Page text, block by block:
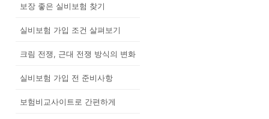
보장 좋은 실비보험 찾기
실비보험 가입 조건 살펴보기
크림 전쟁, 근대 전쟁 방식의 변화
실비보험 가입 전 준비사항
보험비교사이트로 간편하게